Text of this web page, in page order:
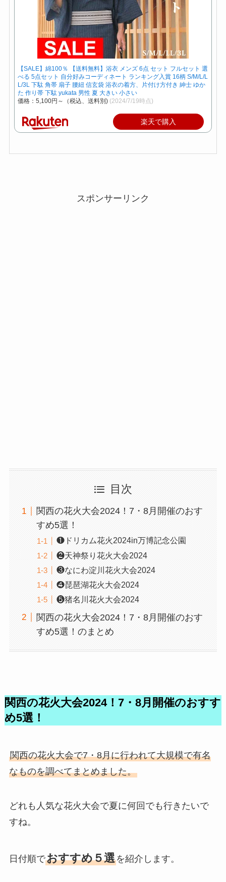
【SALE】綿100％ 【送料無料】浴衣 メンズ 6点 セット フルセット 選
べる 5点セット 自分好みコーディネート ランキング入賞 16柄 S/M/L/L
L/3L 下駄 角帯 扇子 腰紐 信玄袋 浴衣の着方、片付け方付き 紳士 ゆか
た 作り帯 下駄 yukata 男性 夏 大きい 小さい
価格：5,100円～（税込、送料別) (2024/7/19時点)
楽天で購入
スポンサーリンク
目次
関西の花火大会2024！7・8月開催のおす
すめ5選！
❶ドリカム花火2024in万博記念公園
❷天神祭り花火大会2024
❸なにわ淀川花火大会2024
❹琵琶湖花火大会2024
❺猪名川花火大会2024
関西の花火大会2024！7・8月開催のおす
すめ5選！のまとめ
関西の花火大会2024！7・8月開催のおすす
め5選！
関西の花火大会で7・8月に行われて大規模で有名
なものを調べてまとめました。
どれも人気な花火大会で夏に何回でも行きたいで
すね。
日付順でおすすめ５選を紹介します。